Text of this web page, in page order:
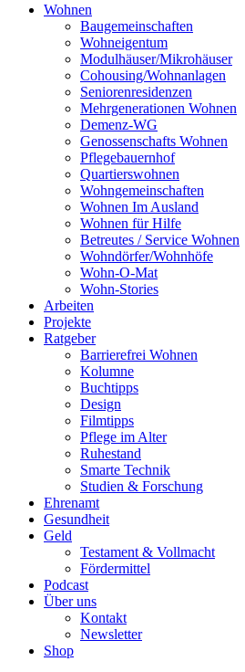
Wohnen
Baugemeinschaften
Wohneigentum
Modulhäuser/Mikrohäuser
Cohousing/Wohnanlagen
Seniorenresidenzen
Mehrgenerationen Wohnen
Demenz-WG
Genossenschafts Wohnen
Pflegebauernhof
Quartierswohnen
Wohngemeinschaften
Wohnen Im Ausland
Wohnen für Hilfe
Betreutes / Service Wohnen
Wohndörfer/Wohnhöfe
Wohn-O-Mat
Wohn-Stories
Arbeiten
Projekte
Ratgeber
Barrierefrei Wohnen
Kolumne
Buchtipps
Design
Filmtipps
Pflege im Alter
Ruhestand
Smarte Technik
Studien & Forschung
Ehrenamt
Gesundheit
Geld
Testament & Vollmacht
Fördermittel
Podcast
Über uns
Kontakt
Newsletter
Shop